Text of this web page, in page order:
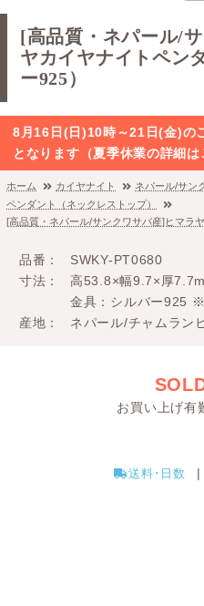
[高品質・ネパール/
ヤカイヤナイトペン
ー925）
8月16日(日)10時～21日(金)の
となります（夏季休業の詳細は
ホーム カイヤナイト
ネパール/サン
ペンダント（ネックレストップ）
[高品質・ネパール/サンクワサバ産]ヒマラ
品番
SWKY-PT0680
寸法
高53.8×幅9.7×厚
金具：シルバー925
産地
ネパール/チャムラン
お買い上げ有
送料･日数